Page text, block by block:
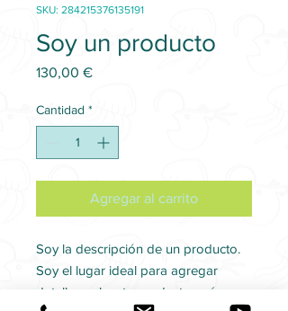
SKU: 284215376135191
Soy un producto
130,00 €Precio
Cantidad *
Agregar al carrito
Soy la descripción de un producto.
Soy el lugar ideal para agregar
detalles sobre tu producto, así como